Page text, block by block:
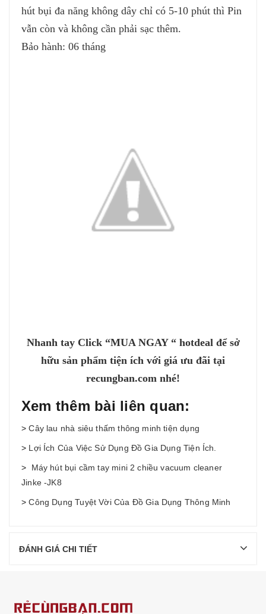
hút bụi đa năng không dây chỉ có 5-10 phút thì Pin
vẫn còn và không cần phải sạc thêm.
Bảo hành: 06 tháng
Nhanh tay Click “MUA NGAY “ hotdeal để sở
hữu sản phẩm tiện ích với giá ưu đãi tại
recungban.com nhé!
Xem thêm bài liên quan:
>Cây lau nhà siêu thấm thông minh tiện dụng
> Lợi Ích Của Việc Sử Dụng Đồ Gia Dụng Tiện Ích.
> Máy hút bụi cầm tay mini 2 chiều vacuum cleaner
Jinke -JK8
>Công Dụng Tuyệt Vời Của Đồ Gia Dụng Thông Minh
ĐÁNH GIÁ CHI TIẾT